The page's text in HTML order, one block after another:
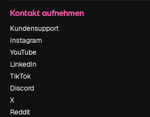
Kontakt aufnehmen
Kundensupport
Instagram
YouTube
LinkedIn
TikTok
Discord
X
Reddit